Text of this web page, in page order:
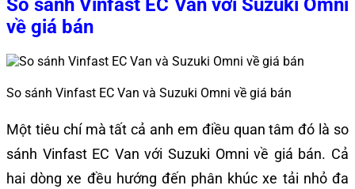
So sánh Vinfast EC Van với Suzuki Omni
về giá bán
So sánh Vinfast EC Van và Suzuki Omni về giá bán
Một tiêu chí mà tất cả anh em điều quan tâm đó là so
sánh Vinfast EC Van với Suzuki Omni về giá bán. Cả
hai dòng xe đều hướng đến phân khúc xe tải nhỏ đa